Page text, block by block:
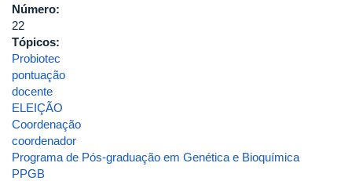
Número:
22
Tópicos:
Probiotec
pontuação
docente
ELEIÇÃO
Coordenação
coordenador
Programa de Pós-graduação em Genética e Bioquímica
PPGB